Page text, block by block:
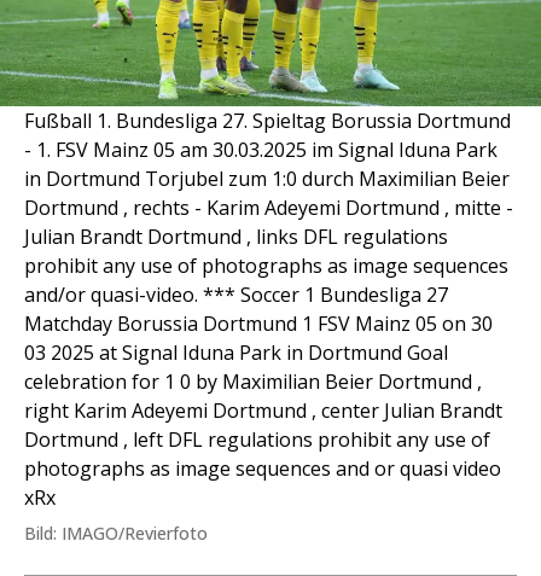
Fußball 1. Bundesliga 27. Spieltag Borussia Dortmund
- 1. FSV Mainz 05 am 30.03.2025 im Signal Iduna Park
in Dortmund Torjubel zum 1:0 durch Maximilian Beier
Dortmund , rechts - Karim Adeyemi Dortmund , mitte -
Julian Brandt Dortmund , links DFL regulations
prohibit any use of photographs as image sequences
and/or quasi-video. *** Soccer 1 Bundesliga 27
Matchday Borussia Dortmund 1 FSV Mainz 05 on 30
03 2025 at Signal Iduna Park in Dortmund Goal
celebration for 1 0 by Maximilian Beier Dortmund ,
right Karim Adeyemi Dortmund , center Julian Brandt
Dortmund , left DFL regulations prohibit any use of
photographs as image sequences and or quasi video
xRx
Bild: IMAGO/Revierfoto